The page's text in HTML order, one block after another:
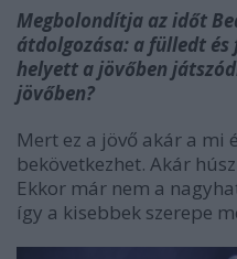
Megbolondítja az időt
átdolgozása: a fülledt és
helyett a jövőben
jövőben?
Mert ez a jövő akár a mi
bekövetkezhet. Akár
Ekkor már nem a
így a kisebbek szerepe